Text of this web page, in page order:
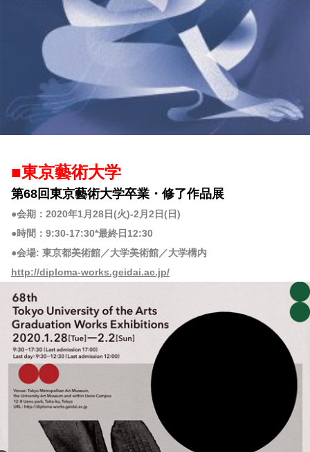
■東京藝術大学
第68回東京藝術大学卒業・修了作品展
●会期：2020年1月28日(火)-2月2日(日)
●時間：9:30-17:30*最終日12:30
●会場: 東京都美術館／大学美術館／大学構内
http://diploma-works.geidai.ac.jp/